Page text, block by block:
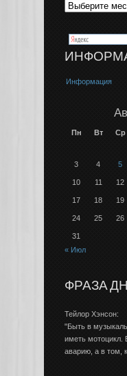
Информация
Пн Вт Ср
3 4 5
10 11 12
17 18 19
24 25 26
31
« Июл
ФРАЗА
Тейлор Хэнсон:
"Быть в
иметь мотоцикл.
аварию, а в том,